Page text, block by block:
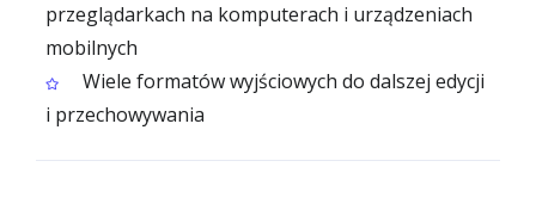
przeglądarkach na komputerach i urządzeniach
mobilnych
Wiele formatów wyjściowych do dalszej edycji
i przechowywania